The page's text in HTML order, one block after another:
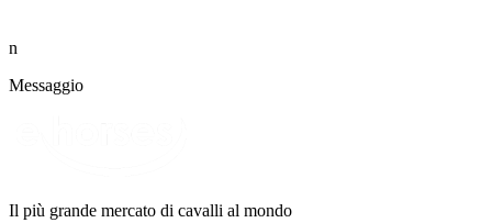
n
Messaggio
Il più grande mercato di cavalli al mondo